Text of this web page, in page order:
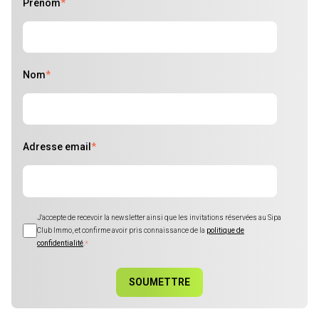
Prénom*
Nom*
Adresse email *
J'accepte de recevoir la newsletter ainsi que les invitations réservées au Sipa
Club Immo, et confirme avoir pris connaissance de la politique de
confidentialité*